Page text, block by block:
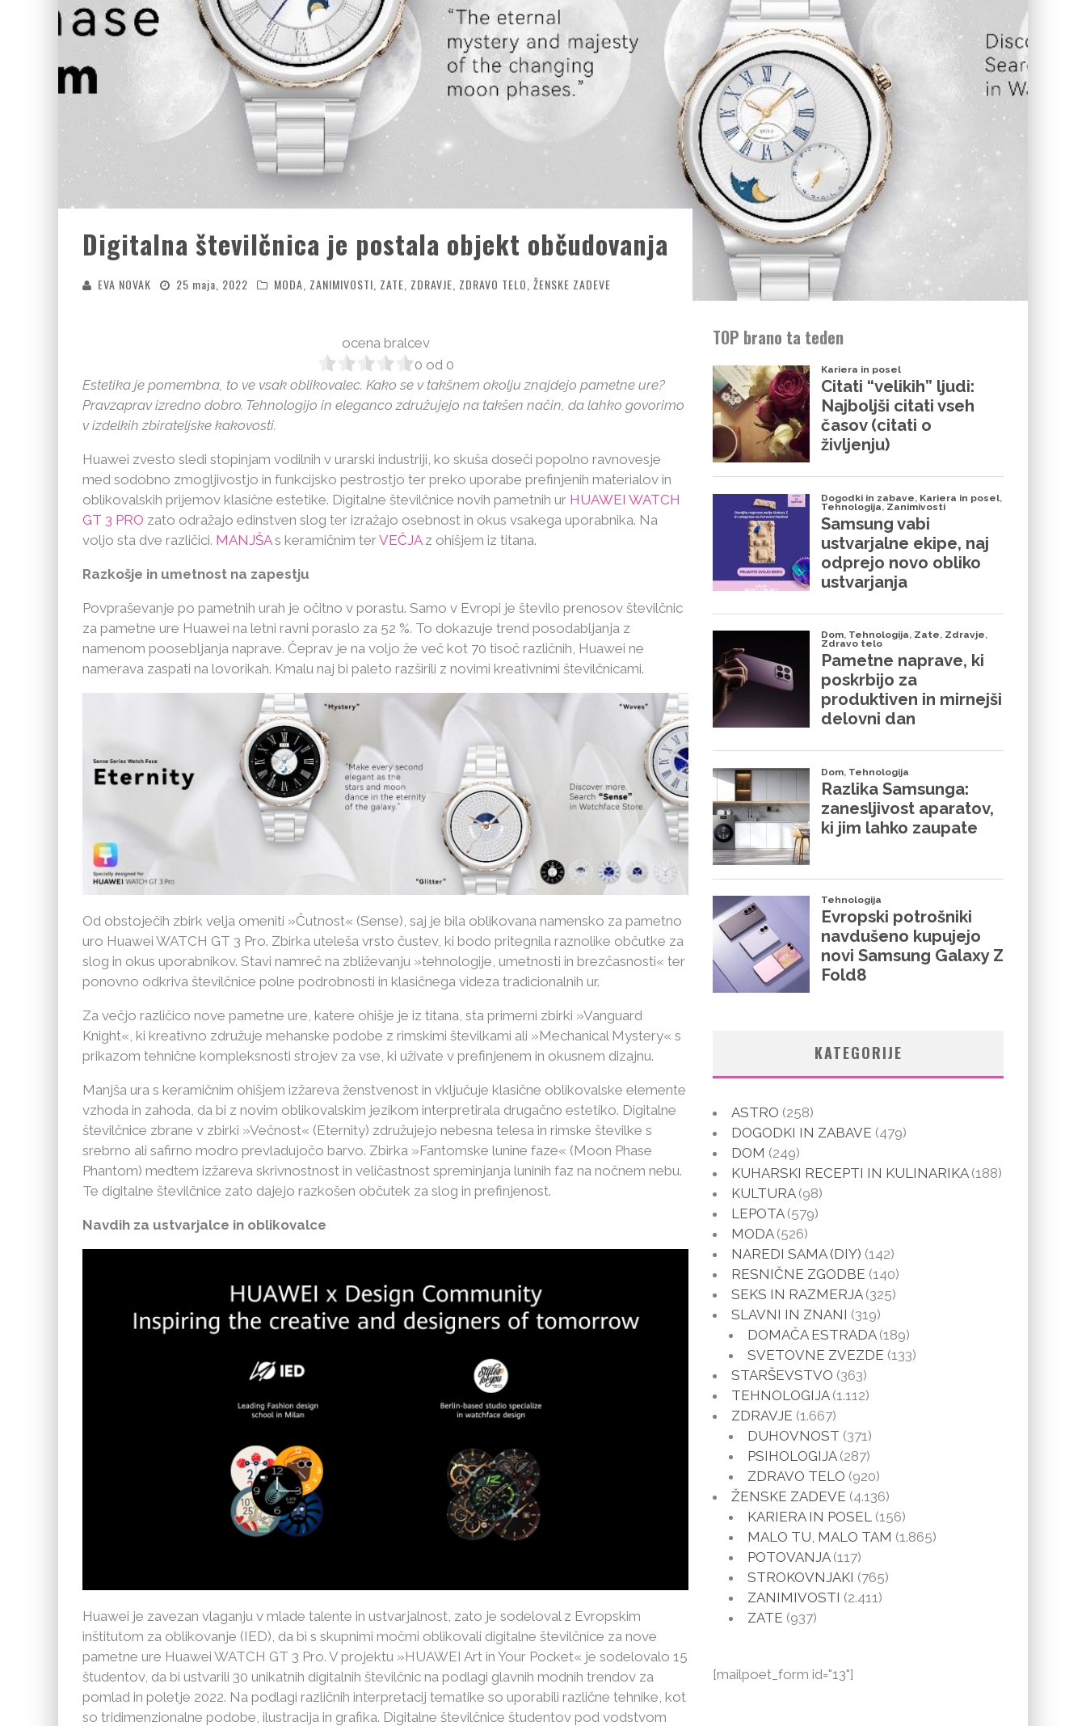
Digitalna številčnica je postala objekt občudovanja
EVA NOVAK 25 maja, 2022 MODA ZANIMIVOSTI ZATE ZDRAVJE ZDRAVO TELO ŽENSKE ZADEVE
ocena bralcev
0 od 0
Estetika je pomembna, to ve vsak oblikovalec. Kako se v takšnem okolju znajdejo pametne ure?
Pravzaprav izredno dobro. Tehnologijo in eleganco združujejo na takšen način, da lahko govorimo
v izdelkih zbirateljske kakovosti.
Huawei zvesto sledi stopinjam vodilnih v urarski industriji, ko skuša doseči popolno ravnovesje
med sodobno zmogljivostjo in funkcijsko pestrostjo ter preko uporabe prefinjenih materialov in
oblikovalskih prijemov klasične estetike. Digitalne številčnice novih pametnih ur HUAWEI WATCH
GT 3 PRO zato odražajo edinstven slog ter izražajo osebnost in okus vsakega uporabnika. Na
voljo sta dve različici. MANJŠAs keramičnim terVEČJAz ohišjem iz titana.
Razkošje in umetnost na zapestju
Povpraševanje po pametnih urah je očitno v porastu. Samo v Evropi je število prenosov številčnic
za pametne ure Huawei na letni ravni poraslo za 52 %. To dokazuje trend posodabljanja z
namenom poosebljanja naprave. Čeprav je na voljo že več kot 70 tisoč različnih, Huawei ne
namerava zaspati na lovorikah. Kmalu naj bi paleto razširili z novimi kreativnimi številčnicami.
Od obstoječih zbirk velja omeniti »Čutnost« (Sense), saj je bila oblikovana namensko za pametno
uro Huawei WATCH GT 3 Pro. Zbirka uteleša vrsto čustev, ki bodo pritegnila raznolike občutke za
slog in okus uporabnikov. Stavi namreč na zbliževanju »tehnologije, umetnosti in brezčasnosti« ter
ponovno odkriva številčnice polne podrobnosti in klasičnega videza tradicionalnih ur.
Za večjo različico nove pametne ure, katere ohišje je iz titana, sta primerni zbirki »Vanguard
Knight«, ki kreativno združuje mehanske podobe z rimskimi številkami ali »Mechanical Mystery« s
prikazom tehnične kompleksnosti strojev za vse, ki uživate v prefinjenem in okusnem dizajnu.
Manjša ura s keramičnim ohišjem izžareva ženstvenost in vključuje klasične oblikovalske elemente
vzhoda in zahoda, da bi z novim oblikovalskim jezikom interpretirala drugačno estetiko. Digitalne
številčnice zbrane v zbirki »Večnost« (Eternity) združujejo nebesna telesa in rimske številke s
srebrno ali safirno modro prevladujočo barvo. Zbirka »Fantomske lunine faze« (Moon Phase
Phantom) medtem izžareva skrivnostnost in veličastnost spreminjanja luninih faz na nočnem nebu.
Te digitalne številčnice zato dajejo razkošen občutek za slog in prefinjenost.
Navdih za ustvarjalce in oblikovalce
Huawei je zavezan vlaganju v mlade talente in ustvarjalnost, zato je sodeloval z Evropskim
inštitutom za oblikovanje (IED), da bi s skupnimi močmi oblikovali digitalne številčnice za nove
pametne ure Huawei WATCH GT 3 Pro. V projektu »HUAWEI Art in Your Pocket« je sodelovalo 15
študentov, da bi ustvarili 30 unikatnih digitalnih številčnic na podlagi glavnih modnih trendov za
pomlad in poletje 2022. Na podlagi različnih interpretacij tematike so uporabili različne tehnike, kot
so tridimenzionalne podobe, ilustracija in grafika. Digitalne številčnice študentov pod vodstvom
TOP brano ta teden
KATEGORIJE
ASTRO (258)
DOGODKI IN ZABAVE (479)
DOM (249)
KUHARSKI RECEPTI IN KULINARIKA(188)
KULTURA(98)
LEPOTA(579)
MODA(526)
NAREDI SAMA (DIY) (142)
RESNIČNE ZGODBE (140)
SEKS IN RAZMERJA(325)
SLAVNI IN ZNANI (319)
DOMAČA ESTRADA(189)
SVETOVNE ZVEZDE (133)
STARŠEVSTVO (363)
TEHNOLOGIJA(1.112)
ZDRAVJE (1.667)
DUHOVNOST (371)
PSIHOLOGIJA(287)
ZDRAVO TELO (920)
ŽENSKE ZADEVE (4.136)
KARIERA IN POSEL (156)
MALO TU, MALO TAM (1.865)
POTOVANJA(117)
STROKOVNJAKI (765)
ZANIMIVOSTI (2.411)
ZATE (937)
[mailpoet_form id="13"]